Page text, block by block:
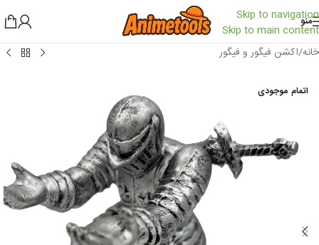
Skip to navigation
Skip to main content
منو
خانه/اکشن فیگور و فیگور
اتمام موجودی